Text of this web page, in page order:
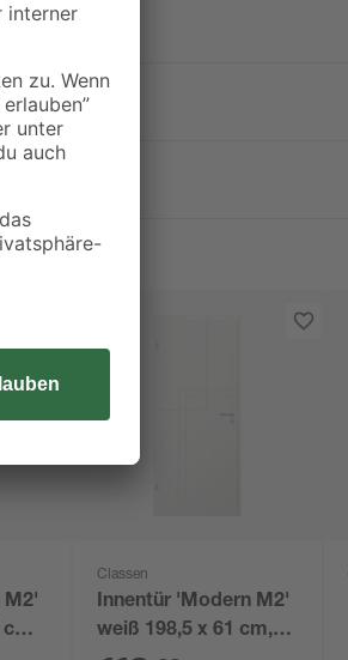
M2'
Classen
Innentür 'Modern M2'
weiß 198,5 x 61 cm,